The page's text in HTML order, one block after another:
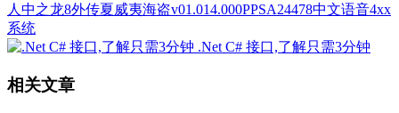
人中之龙8外传夏威夷海盗v01.014.000PPSA24478中文语音4xx
系统
.Net C# 接口,了解只需3分钟
相关文章